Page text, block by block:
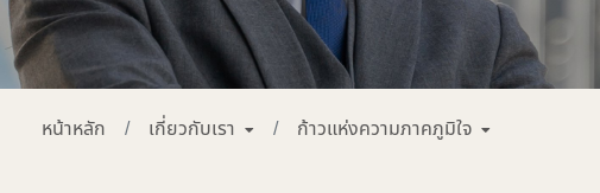
หน้าหลัก เกี่ยวกับเรา ก้าวแห่งความภาคภูมิใจ